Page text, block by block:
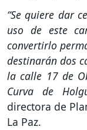
“Se quiere dar
uso de este
convertirlo
destinarán dos
la calle 17 de
Curva de
directora de
La Paz.